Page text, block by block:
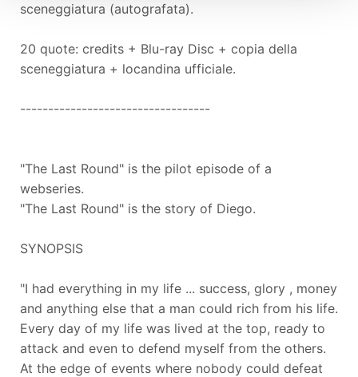
sceneggiatura (autografata).
20 quote: credits + Blu-ray Disc + copia della
sceneggiatura + locandina ufficiale.
----------------------------------
"The Last Round" is the pilot episode of a
webseries.
"The Last Round" is the story of Diego.
SYNOPSIS
"I had everything in my life ... success, glory , money
and anything else that a man could rich from his life.
Every day of my life was lived at the top, ready to
attack and even to defend myself from the others.
At the edge of events where nobody could defeat